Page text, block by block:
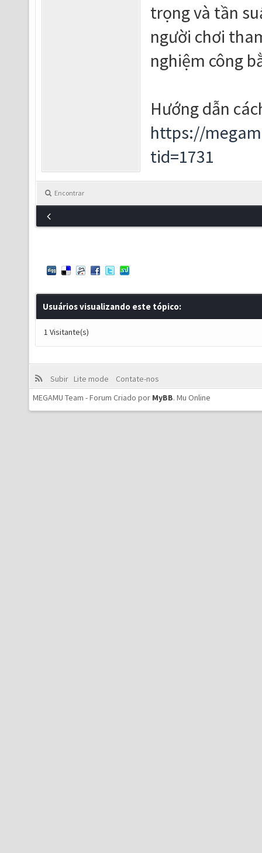
trọng và tần
người chơi
nghiệm công
Hướng dẫn
https://
tid=1731
Encontrar
Usuários visualizando este tópico:
1 Visitante(s)
Subir Lite mode
Contate-nos
MEGAMU Team - Forum Criado por MyBB. Mu Online